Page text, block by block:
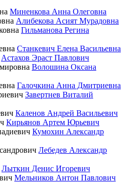
Миненкова Анна Олеговна
Алибекова Асият Мурадовна
Гильманова Регина
Станкевич Елена Васильевна
Астахов Эраст Павлович
Волошина Оксана
Галочкина Анна Дмитриевна
Завертнев Виталий
Каленов Андрей Васильевич
Кирьянов Артем Юрьевич
Кумохин Александр
Лебедев Александр
Лыткин Денис Игоревич
Мельников Антон Павлович